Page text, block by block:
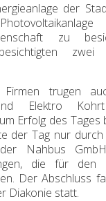
der
zu
zwei
Firmen trugen
Elektro
Erfolg des Tages
der Tag nur
der Nahbus
die für den
Der Abschluss
Diakonie statt.